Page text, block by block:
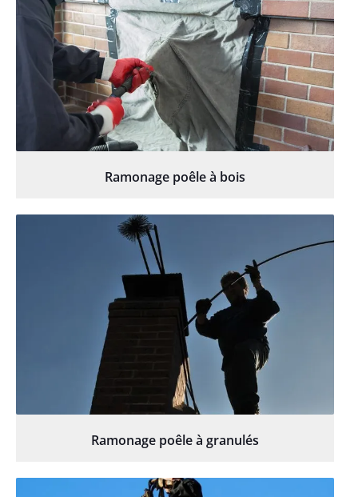
Ramonage poêle à bois
Ramonage poêle à granulés